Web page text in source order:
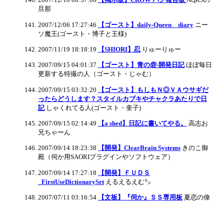
旦那
2007/12/06 17:27:46 【ゴースト】daily-Queen diary ニー
ソ魔王(ゴースト・博子と王様)
2007/11/19 18:18:19 【SHIORI】忍 りゅーりゅー
2007/09/15 04:01:37 【ゴースト】青の砦-開発日記 ほぼ毎日
更新する特撮の人（ゴースト・じゃむ）
2007/09/15 03:32:20
【ゴースト】もしもＮ◎ＶＡウサギだ
ったらどうします？スタイルカブキやチャクラあたりで日
記 しゃくれてる人(ゴースト・奎子)
2007/09/15 02:14:49 【a shed】日記に書いてやる。
高志お
兄ちゃーん
2007/09/14 18:23:38 【開発】ClearBrain Systems きのこ御
殿（伺か用SAORIプラグインやソフトウェア）
2007/09/14 17:27:18
【開発】ＦＵＤＳ
_FirstUseDictionarySet えるえるえむ㌧
2007/07/11 03:16:54 【文板】『伺か』ＳＳ専用板 夏恋の偉